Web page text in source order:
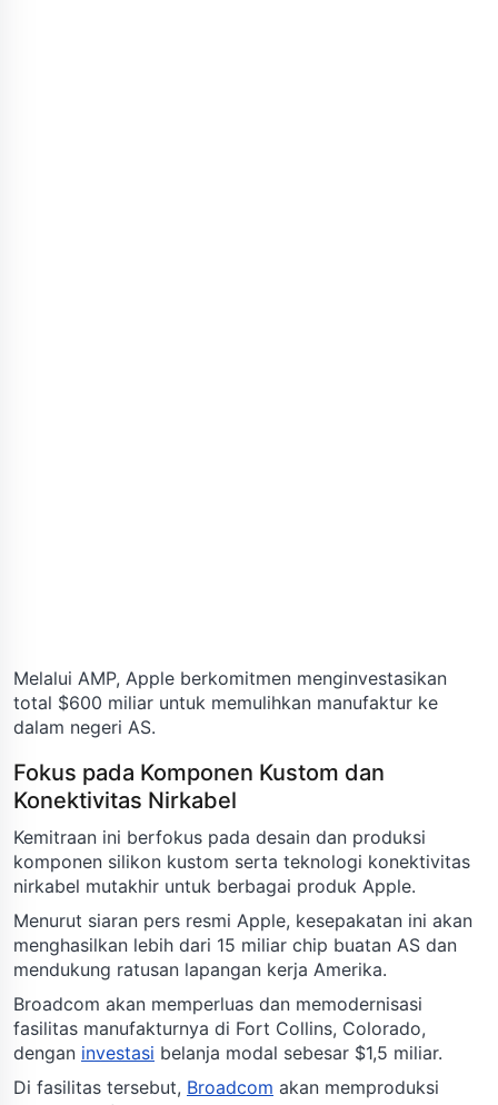
Melalui AMP, Apple berkomitmen menginvestasikan
total $600 miliar untuk memulihkan manufaktur ke
dalam negeri AS.
Fokus pada Komponen Kustom dan
Konektivitas Nirkabel
Kemitraan ini berfokus pada desain dan produksi
komponen silikon kustom serta teknologi konektivitas
nirkabel mutakhir untuk berbagai produk Apple.
Menurut siaran pers resmi Apple, kesepakatan ini akan
menghasilkan lebih dari 15 miliar chip buatan AS dan
mendukung ratusan lapangan kerja Amerika.
Broadcom akan memperluas dan memodernisasi
fasilitas manufakturnya di Fort Collins, Colorado,
dengan investasi belanja modal sebesar $1,5 miliar.
Di fasilitas tersebut, Broadcom akan memproduksi